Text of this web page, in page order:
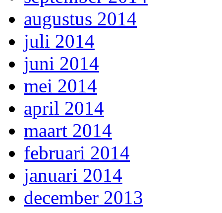
augustus 2014
juli 2014
juni 2014
mei 2014
april 2014
maart 2014
februari 2014
januari 2014
december 2013